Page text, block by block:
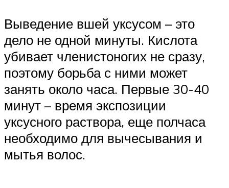
Выведение вшей уксусом – это
дело не одной минуты. Кислота
убивает членистоногих не сразу,
поэтому борьба с ними может
занять около часа. Первые 30-40
минут – время экспозиции
уксусного раствора, еще полчаса
необходимо для вычесывания и
мытья волос.